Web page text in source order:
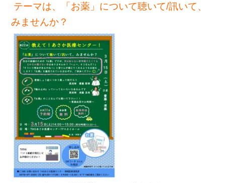
テーマは、「お薬」について聴いて/訊いて、
みませんか？